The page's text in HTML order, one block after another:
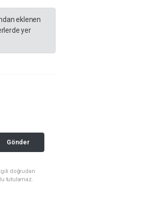
eklenen
yer
Gönder
doğrudan
tutulamaz.